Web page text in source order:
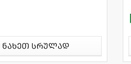
ნახეთ სრულად